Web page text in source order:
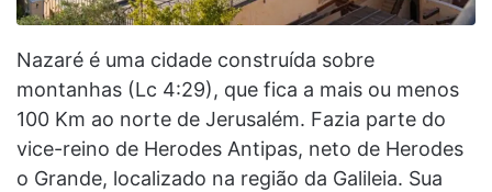
Nazaré é uma cidade construída sobre
montanhas (Lc 4:29), que fica a mais ou menos
100 Km ao norte de Jerusalém. Fazia parte do
vice-reino de Herodes Antipas, neto de Herodes
o Grande, localizado na região da Galileia. Sua